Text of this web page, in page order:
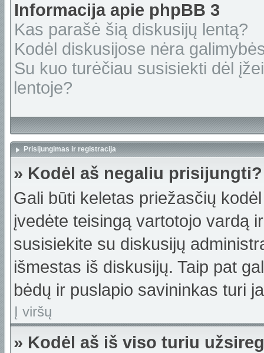
Informacija apie phpBB 3
Kas parašė šią diskusijų lentą?
Kodėl diskusijose nėra
Su kuo turėčiau susisiekti dėl
lentoje?
Prisijungimas ir registracija
» Kodėl aš negaliu prisijungti?
Gali būti keletas priežasčių
įvedėte teisingą vartotojo vardą
susisiekite su diskusijų
išmestas iš diskusijų. Taip pat
bėdų ir puslapio savininkas turi
Į viršų
» Kodėl aš iš viso turiu